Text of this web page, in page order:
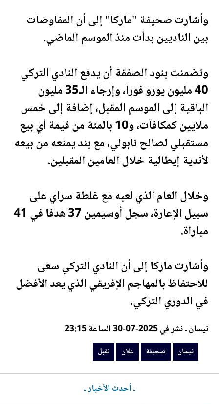
وأشارتصحيفة"ماركا" إلى أن المفاوضات
بين الناديين بدأت منذ الموسم الماضي.
وتضمنت بنود الصفقة أن يدفع النادي التركي
40 مليون يورو فورا، وإرجاء الـ35 مليون
الباقية إلى الموسم المقبل، إضافة إلى خمس
ملايين كمكافآت، و10 بالمئة من قيمة أي بيع
مستقبلي لصالح نابولي، مع بند يمنعه من بيعه
لأندية إيطالية خلال العامين المقبلين.
وخلال العام الذي لعبه مع غلطة سراي على
سبيل الإعارة، سجل أوسيمين 37 هدفا في 41
مباراة.
وأشارت ماركا إلى أن النادي التركي سعى
للاحتفاظ بالمهاجم الإفريقي الذي يعد الأفضل
في الدوري التركي.
نيسان ـ نشر في 2025-07-30 الساعة 23:15
نيسان صحيفة علان تقبل
ـ أحدث الأخبار ـ